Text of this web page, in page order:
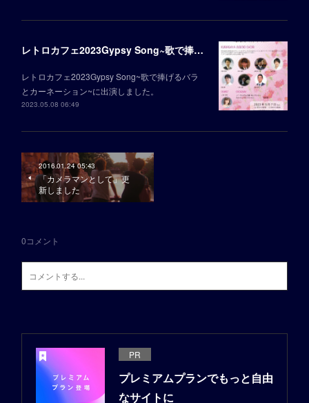
レトロカフェ2023Gypsy Song~歌で捧げるバラとカーネーション~
レトロカフェ2023Gypsy Song~歌で捧げるバラ
とカーネーション~に出演しました。
2023.05.08 06:49
2016.01.24 05:43
「カメラマンとして」更
新しました
0コメント
PR
プレミアムプランでもっと自由
なサイトに